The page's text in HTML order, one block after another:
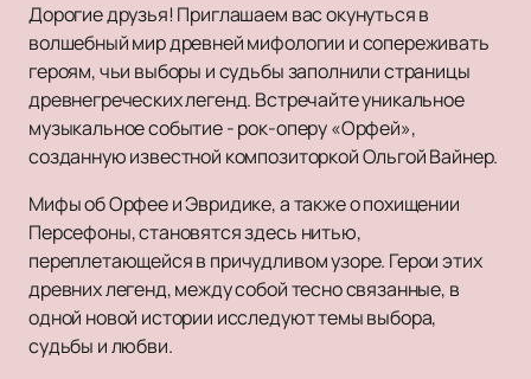
Дорогие друзья! Приглашаем вас окунуться в
волшебный мир древней мифологии и сопереживать
героям, чьи выборы и судьбы заполнили страницы
древнегреческих легенд. Встречайте уникальное
музыкальное событие - рок-оперу «Орфей»,
созданную известной композиторкой Ольгой Вайнер.
Мифы об Орфее и Эвридике, а также о похищении
Персефоны, становятся здесь нитью,
переплетающейся в причудливом узоре. Герои этих
древних легенд, между собой тесно связанные, в
одной новой истории исследуют темы выбора,
судьбы и любви.